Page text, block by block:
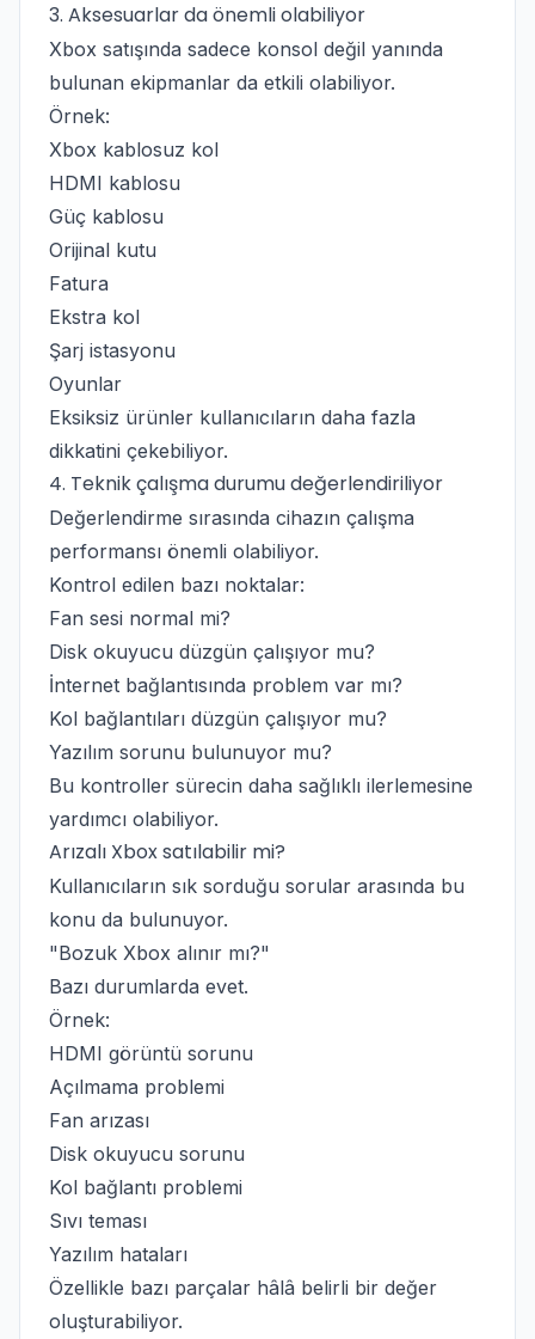
3. Aksesuarlar da önemli olabiliyor
Xbox satışında sadece konsol değil yanında
bulunan ekipmanlar da etkili olabiliyor.
Örnek:
Xbox kablosuz kol
HDMI kablosu
Güç kablosu
Orijinal kutu
Fatura
Ekstra kol
Şarj istasyonu
Oyunlar
Eksiksiz ürünler kullanıcıların daha fazla
dikkatini çekebiliyor.
4. Teknik çalışma durumu değerlendiriliyor
Değerlendirme sırasında cihazın çalışma
performansı önemli olabiliyor.
Kontrol edilen bazı noktalar:
Fan sesi normal mi?
Disk okuyucu düzgün çalışıyor mu?
İnternet bağlantısında problem var mı?
Kol bağlantıları düzgün çalışıyor mu?
Yazılım sorunu bulunuyor mu?
Bu kontroller sürecin daha sağlıklı ilerlemesine
yardımcı olabiliyor.
Arızalı Xbox satılabilir mi?
Kullanıcıların sık sorduğu sorular arasında bu
konu da bulunuyor.
"Bozuk Xbox alınır mı?"
Bazı durumlarda evet.
Örnek:
HDMI görüntü sorunu
Açılmama problemi
Fan arızası
Disk okuyucu sorunu
Kol bağlantı problemi
Sıvı teması
Yazılım hataları
Özellikle bazı parçalar hâlâ belirli bir değer
oluşturabiliyor.